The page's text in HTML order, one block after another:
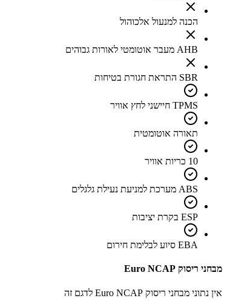
הכנה למנעול אלכוהול
AHB מעבר אוטומטי לאורות גבוהים
SBR התראת חגורת בטיחות
TPMS חיישני לחץ אוויר
תאורה אוטומטית
10 כריות אוויר
ABS מערכת למניעת נעילת גלגלים
ESP בקרת יציבות
EBA סיוע לבלימת חירום
מבחני ריסוק Euro NCAP
אין נתוני מבחני ריסוק Euro NCAP לדגם זה